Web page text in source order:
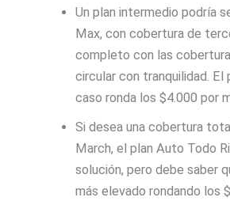
Un plan intermedio podría
Max, con cobertura de
completo con las
circular con tranquilidad. El
caso ronda los $4.000 por
Si desea una cobertura
March, el plan Auto Todo
solución, pero debe saber
más elevado rondando los